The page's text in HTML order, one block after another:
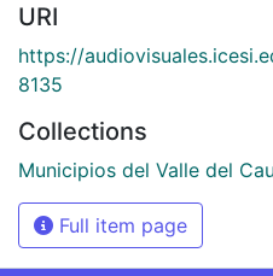
URI
https://
8135
Collections
Municipios del Valle del
Full item page